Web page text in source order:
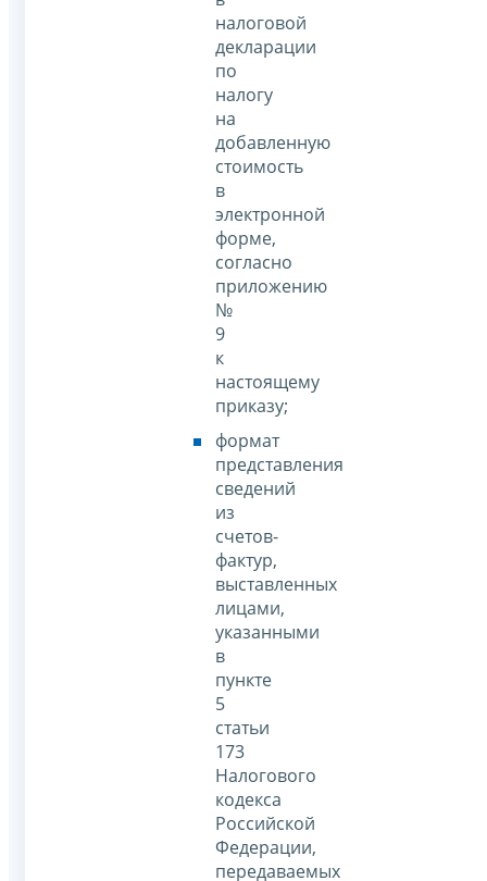
налоговой
декларации
по
налогу
на
добавленную
стоимость
в
электронной
форме,
согласно
приложению
№
9
к
настоящему
приказу;
формат
представления
сведений
из
счетов-
фактур,
выставленных
лицами,
указанными
в
пункте
5
статьи
173
Налогового
кодекса
Российской
Федерации,
передаваемых